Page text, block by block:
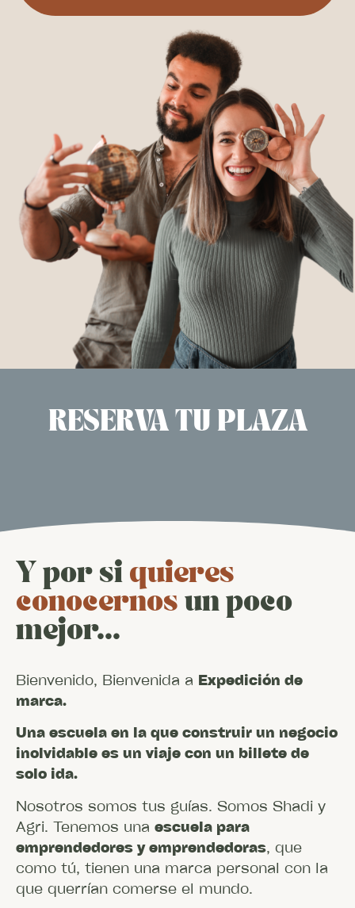
RESERVA TU PLAZA
Y por si quieres
conocernos un poco
mejor...
Bienvenido, Bienvenida a Expedición de
marca.
Una escuela en la que construir un negocio
inolvidable es un viaje con un billete de
solo ida.
Nosotros somos tus guías. Somos Shadi y
Agri. Tenemos una escuela para
emprendedores y emprendedoras , que
como tú, tienen una marca personal con la
que querrían comerse el mundo.